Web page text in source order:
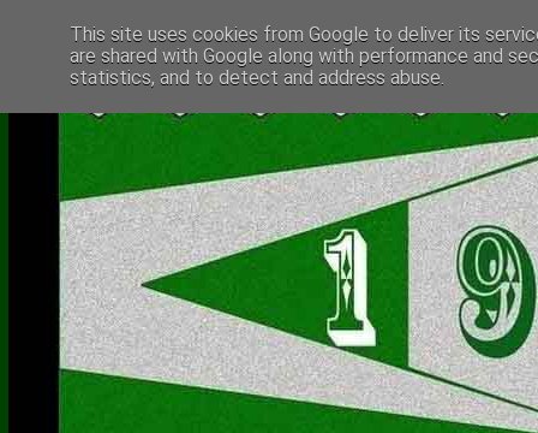
This site uses cookies from Google to deliver its
are shared with Google along with performance and
statistics, and to detect and address abuse.